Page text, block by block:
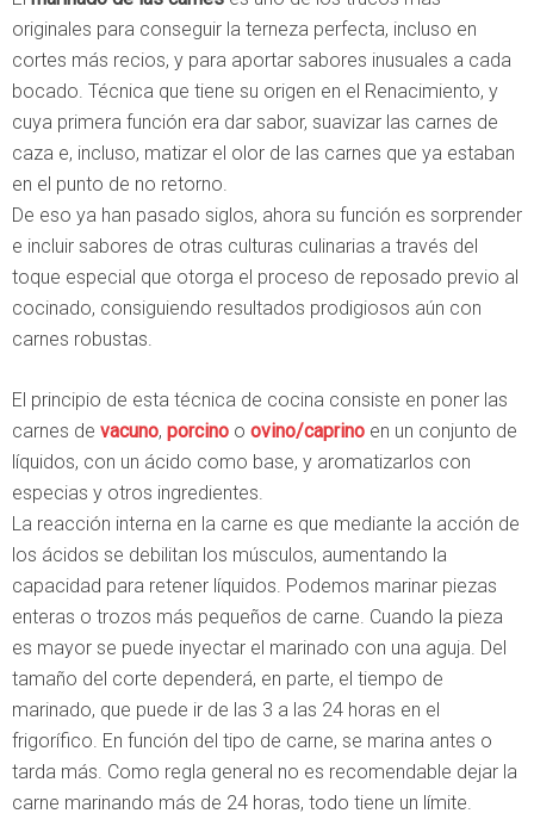
originales para conseguir la terneza perfecta, incluso en
cortes más recios, y para aportar sabores inusuales a cada
bocado. Técnica que tiene su origen en el Renacimiento, y
cuya primera función era dar sabor, suavizar las carnes de
caza e, incluso, matizar el olor de las carnes que ya estaban
en el punto de no retorno.
De eso ya han pasado siglos, ahora su función es sorprender
e incluir sabores de otras culturas culinarias a través del
toque especial que otorga el proceso de reposado previo al
cocinado, consiguiendo resultados prodigiosos aún con
carnes robustas.
El principio de esta técnica de cocina consiste en poner las
carnes de vacuno, porcino o ovino/caprino en un conjunto de
líquidos, con un ácido como base, y aromatizarlos con
especias y otros ingredientes.
La reacción interna en la carne es que mediante la acción de
los ácidos se debilitan los músculos, aumentando la
capacidad para retener líquidos. Podemos marinar piezas
enteras o trozos más pequeños de carne. Cuando la pieza
es mayor se puede inyectar el marinado con una aguja. Del
tamaño del corte dependerá, en parte, el tiempo de
marinado, que puede ir de las 3 a las 24 horas en el
frigorífico. En función del tipo de carne, se marina antes o
tarda más. Como regla general no es recomendable dejar la
carne marinando más de 24 horas, todo tiene un límite.